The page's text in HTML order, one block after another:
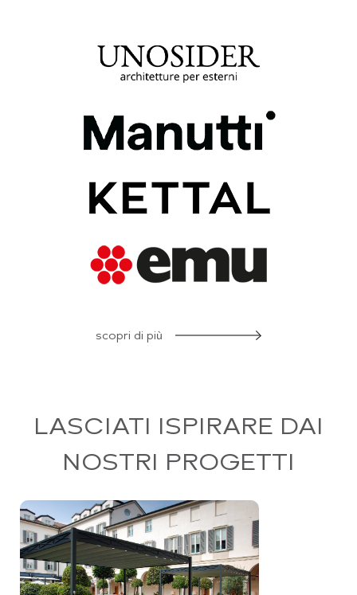
scopri di più
LASCIATI ISPIRARE DAI
NOSTRI PROGETTI